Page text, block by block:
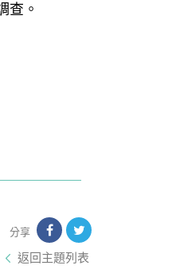
查。
分享
返回主題列表